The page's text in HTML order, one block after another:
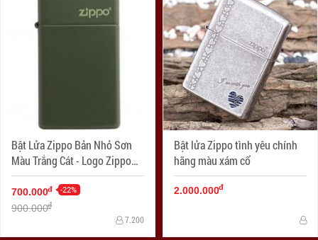
Bật Lửa Zippo Bản Nhỏ Sơn
Màu Trắng Cát - Logo Zippo
SKU 1627ZL- Zippo Slim®
Green Matte Zippo Logo
700.000đ -22%
900.000đ
7.200
Bật lửa Zippo tình yêu chính
hãng màu xám cổ
2.000.000đ